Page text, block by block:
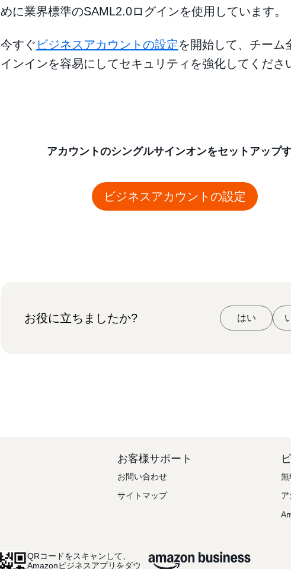
めに業界標準のSAML2.0ログインを使用しています。
今すぐ ビジネスアカウントの設定を開始して、チーム
インインを容易にしてセキュリティを強化してくださ
アカウントのシングルサインオンをセットアップ
ビジネスアカウントの設定
お役に立ちましたか? はい
お客様サポート
お問い合わせ
サイトマップ
無
QRコードをスキャンして、
Amazonビジネスアプリをダウ